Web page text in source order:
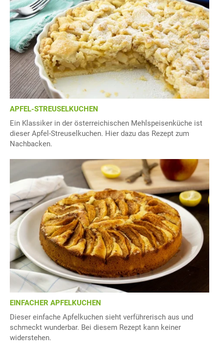
APFEL-STREUSELKUCHEN
Ein Klassiker in der österreichischen Mehlspeisenküche ist
dieser Apfel-Streuselkuchen. Hier dazu das Rezept zum
Nachbacken.
EINFACHER APFELKUCHEN
Dieser einfache Apfelkuchen sieht verführerisch aus und
schmeckt wunderbar. Bei diesem Rezept kann keiner
widerstehen.